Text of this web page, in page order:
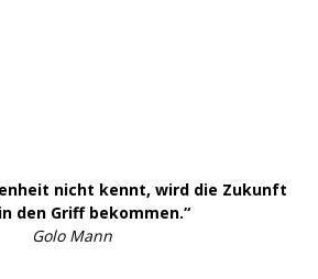
nicht kennt, wird die Zukunft
den Griff bekommen.“
Golo Mann